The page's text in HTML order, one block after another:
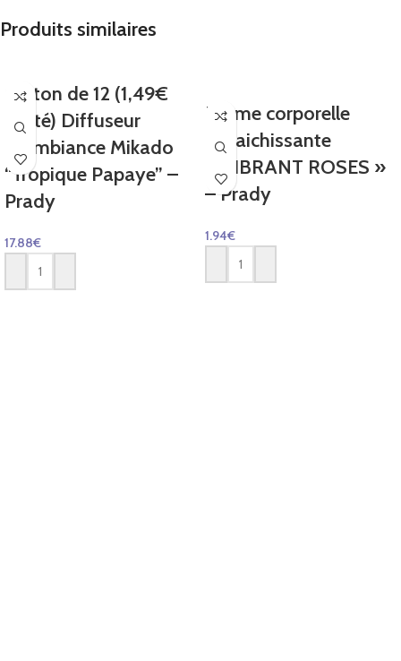
Produits similaires
Carton de 12 (1,49€
Unité) Diffuseur
d’Ambiance Mikado
“Tropique Papaye” –
Prady
17.88€
Brume corporelle
rafraichissante
« VIBRANT ROSES »
– Prady
1.94€